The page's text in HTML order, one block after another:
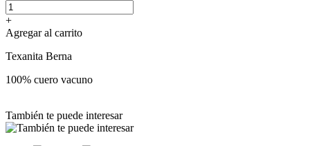
+
Agregar al carrito
Texanita Berna
100% cuero vacuno
También te puede interesar